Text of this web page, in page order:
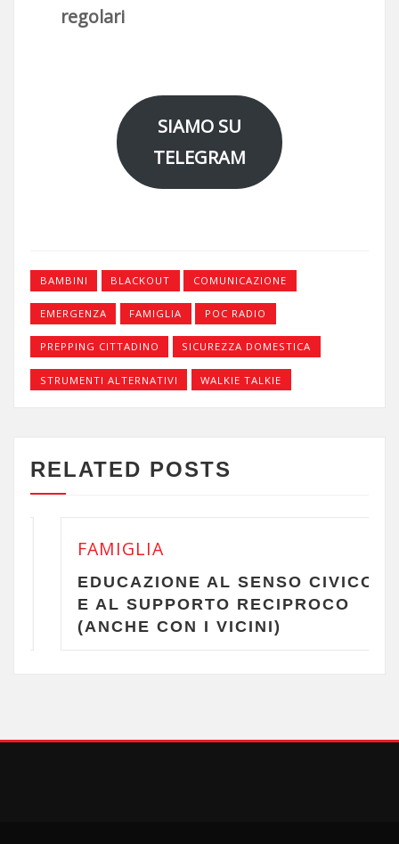
regolari
SIAMO SU
TELEGRAM
BAMBINI BLACKOUT COMUNICAZIONE
EMERGENZA FAMIGLIA POC RADIO
PREPPING CITTADINO SICUREZZA DOMESTICA
STRUMENTI ALTERNATIVI WALKIE TALKIE
RELATED POSTS
FAMIGLIA
EDUCAZIONE AL SENSO CIVICO
E AL SUPPORTO RECIPROCO
(ANCHE CON I VICINI)